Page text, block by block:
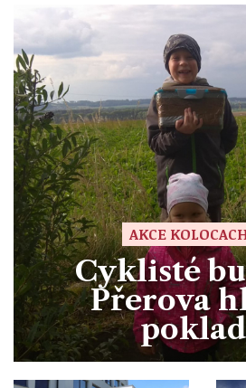
AKCE
Cyklisté
Přerova